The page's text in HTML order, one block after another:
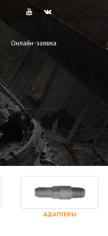
Онлайн-заявка
АДАПТЕРЫ